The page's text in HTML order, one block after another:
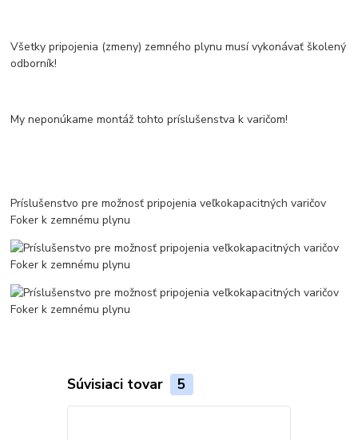
Všetky pripojenia (zmeny) zemného plynu musí vykonávať školený
odborník!
My neponúkame montáž tohto príslušenstva k varičom!
Príslušenstvo pre možnosť pripojenia veľkokapacitných varičov
Foker k zemnému plynu
Súvisiaci tovar 5